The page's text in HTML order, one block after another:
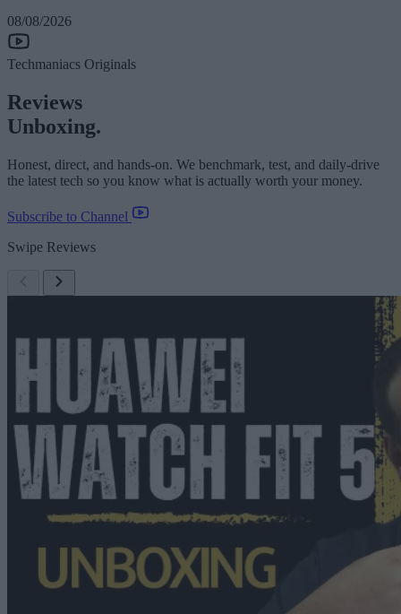
08/08/2026
Techmaniacs Originals
Reviews
Unboxing.
Honest, direct, and hands-on. We benchmark, test, and daily-drive
the latest tech so you know what is actually worth your money.
Subscribe to Channel
Swipe Reviews